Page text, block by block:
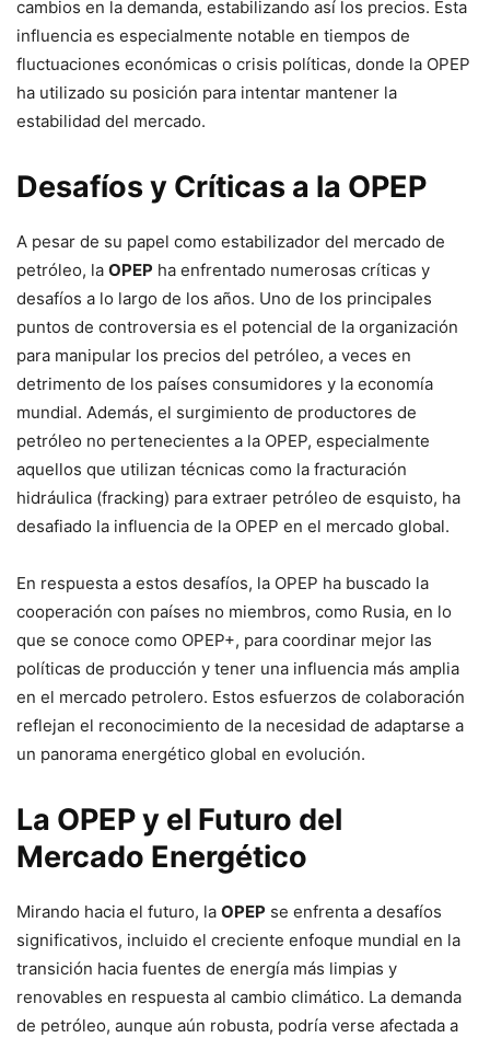
cambios en la demanda, estabilizando así los precios. Esta
influencia es especialmente notable en tiempos de
fluctuaciones económicas o crisis políticas, donde la OPEP
ha utilizado su posición para intentar mantener la
estabilidad del mercado.
Desafíos y Críticas a la OPEP
A pesar de su papel como estabilizador del mercado de
petróleo, la OPEP ha enfrentado numerosas críticas y
desafíos a lo largo de los años. Uno de los principales
puntos de controversia es el potencial de la organización
para manipular los precios del petróleo, a veces en
detrimento de los países consumidores y la economía
mundial. Además, el surgimiento de productores de
petróleo no pertenecientes a la OPEP, especialmente
aquellos que utilizan técnicas como la fracturación
hidráulica (fracking) para extraer petróleo de esquisto, ha
desafiado la influencia de la OPEP en el mercado global.
En respuesta a estos desafíos, la OPEP ha buscado la
cooperación con países no miembros, como Rusia, en lo
que se conoce como OPEP+, para coordinar mejor las
políticas de producción y tener una influencia más amplia
en el mercado petrolero. Estos esfuerzos de colaboración
reflejan el reconocimiento de la necesidad de adaptarse a
un panorama energético global en evolución.
La OPEP y el Futuro del
Mercado Energético
Mirando hacia el futuro, la OPEP se enfrenta a desafíos
significativos, incluido el creciente enfoque mundial en la
transición hacia fuentes de energía más limpias y
renovables en respuesta al cambio climático. La demanda
de petróleo, aunque aún robusta, podría verse afectada a